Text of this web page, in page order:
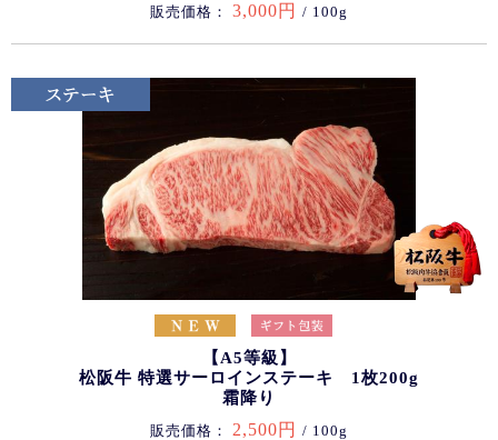
販売価格： 3,000円 / 100g
【A5等級】
松阪牛 特選サーロインステーキ 1枚200g
霜降り
販売価格： 2,500円 / 100g